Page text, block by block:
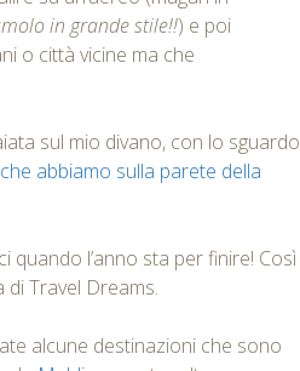
in grande stile!!) e poi
o città vicine ma che
sul mio divano, con lo sguardo
abbiamo sulla parete della
quando l’anno sta per finire! Così
Travel Dreams.
alcune destinazioni che sono